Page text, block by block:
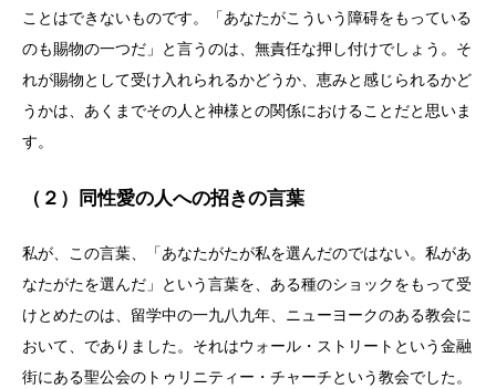
ことはできないものです。「あなたがこういう障碍をもっている
のも賜物の一つだ」と言うのは、無責任な押し付けでしょう。そ
れが賜物として受け入れられるかどうか、恵みと感じられるかど
うかは、あくまでその人と神様との関係におけることだと思いま
す。
（２）同性愛の人への招きの言葉
私が、この言葉、「あなたがたが私を選んだのではない。私があ
なたがたを選んだ」という言葉を、ある種のショックをもって受
けとめたのは、留学中の一九八九年、ニューヨークのある教会に
おいて、でありました。それはウォール・ストリートという金融
街にある聖公会のトゥリニティー・チャーチという教会でした。